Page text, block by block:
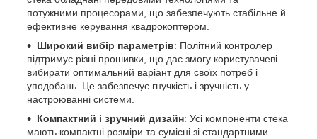
потужними процесорами, що забезпечують стабільне й
ефективне керування квадрокоптером.
Широкий вибір параметрів: Політний контролер
підтримує різні прошивки, що дає змогу користувачеві
вибирати оптимальний варіант для своїх потреб і
уподобань. Це забезпечує гнучкість і зручність у
настроюванні системи.
Компактний і зручний дизайн: Усі компоненти стека
мають компактні розміри та сумісні зі стандартними